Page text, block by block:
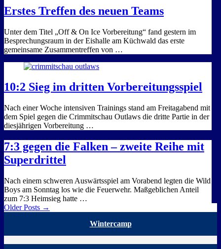
Erstes Treffen des neuen Teams
Unter dem Titel „Off & On Ice Vorbereitung“ fand gestern im
Besprechungsraum in der Eishalle am Küchwald das erste
gemeinsame Zusammentreffen von …
10:2 Sieg im dritten Vorbereitungsspiel
Nach einer Woche intensiven Trainings stand am Freitagabend mit
dem Spiel gegen die Crimmitschau Outlaws die dritte Partie in der
diesjährigen Vorbereitung …
7:3 gegen die Falken – zweite Reihe mit
Superdrittel
Nach einem schweren Auswärtsspiel am Vorabend legten die Wild
Boys am Sonntag los wie die Feuerwehr. Maßgeblichen Anteil
zum 7:3 Heimsieg hatte …
Older Posts →
Wintercamp